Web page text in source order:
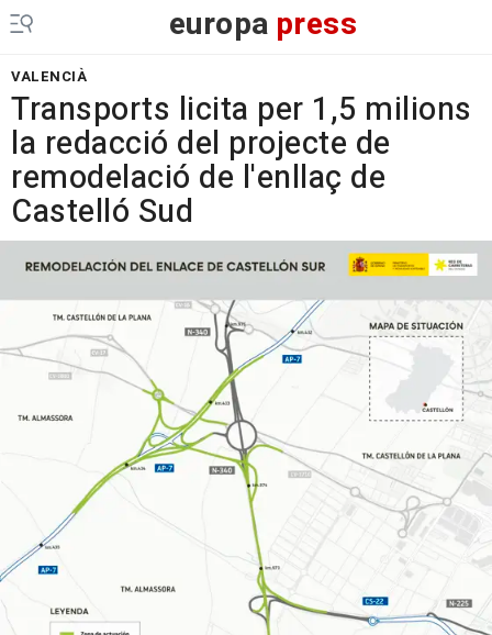
europa press
VALENCIÀ
Transports licita per 1,5 milions
la redacció del projecte de
remodelació de l'enllaç de
Castelló Sud